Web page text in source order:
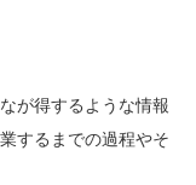
が得するような情報
するまでの過程やそ